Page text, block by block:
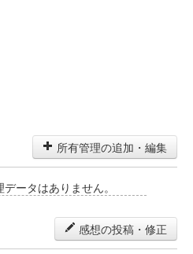
所有管理の追加・編集
ータはありません。
感想の投稿・修正